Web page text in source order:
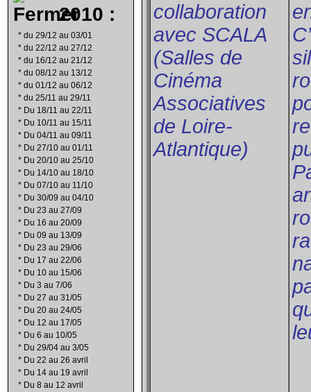
2010 :
* du 29/12 au 03/01
* du 22/12 au 27/12
* du 16/12 au 21/12
* du 08/12 au 13/12
* du 01/12 au 06/12
* du 25/11 au 29/11
* Du 18/11 au 22/11
* Du 10/11 au 15/11
* Du 04/11 au 09/11
* Du 27/10 au 01/11
* Du 20/10 au 25/10
* Du 14/10 au 18/10
* Du 07/10 au 11/10
* Du 30/09 au 04/10
* Du 23 au 27/09
* Du 16 au 20/09
* Du 09 au 13/09
* Du 23 au 29/06
* Du 17 au 22/06
* Du 10 au 15/06
* Du 3 au 7/06
* Du 27 au 31/05
* Du 20 au 24/05
* Du 12 au 17/05
* Du 6 au 10/05
* Du 29/04 au 3/05
* Du 22 au 26 avril
* Du 14 au 19 avril
* Du 8 au 12 avril
collaboration
avec SCALA
(Salles de
Cinéma
Associatives
de Loire-
Atlantique)